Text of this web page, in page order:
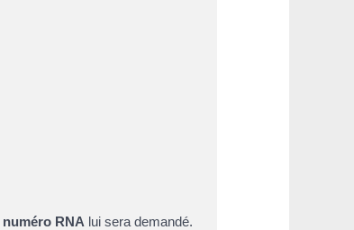
numéro RNA lui sera demandé.